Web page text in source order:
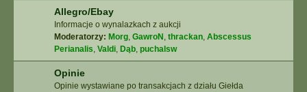
Allegro/Ebay
Informacje o wynalazkach z aukcji
Moderatorzy: Morg, GawroN , thrackan, Abscessus
Perianalis, Valdi, Dąb, puchalsw
Opinie
Opinie wystawiane po transakcjach z działu Giełda